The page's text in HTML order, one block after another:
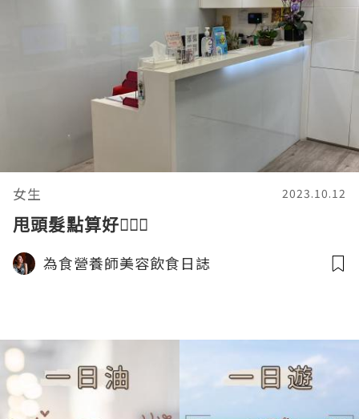
女生 2023.10.12
甩頭髮點算好🧏🏻‍♀️
為食營養師美容飲食日誌